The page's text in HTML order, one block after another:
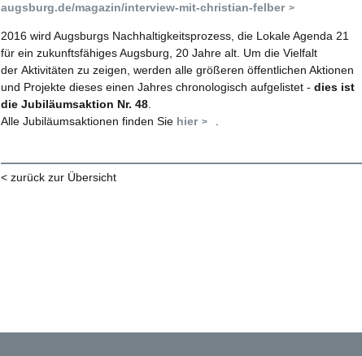
augsburg.de/magazin/interview-mit-christian-felber
2016 wird Augsburgs Nachhaltigkeitsprozess, die Lokale Agenda 21
für ein zukunftsfähiges Augsburg, 20 Jahre alt. Um die Vielfalt
der Aktivitäten zu zeigen, werden alle größeren öffentlichen Aktionen
und Projekte dieses einen Jahres chronologisch aufgelistet - dies ist
die Jubiläumsaktion Nr. 48
Alle Jubiläumsaktionen finden Sie hier
< zurück zur Übersicht